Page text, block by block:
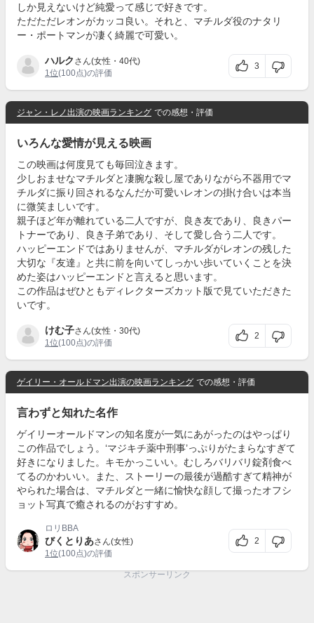
しか見えないけど純愛って感じで好きです。
ただただレオンがカッコ良い。それと、マチルダ役のナタリ
ー・ポートマンが凄く綺麗で可愛い。
ハルク さん(女性・40代)
1位(100点)の評価
3
ジャン・レノ出演の映画ランキング での感想・評価
いろんな愛情が見える映画
この映画は何度見ても毎回泣きます。
少しおませなマチルダと凄腕な殺し屋でありながら不器用でマ
チルダに振り回されるなんだか可愛いレオンの掛け合いは本当
に微笑ましいです。
親子ほど年が離れている二人ですが、良き友であり、良きパー
トナーであり、良き子弟であり、そして愛し合う二人です。
ハッピーエンドではありませんが、マチルダがレオンの残した
大切な『友達』と共に前を向いてしっかい歩いていくことを決
めた姿はハッピーエンドと言えると思います。
この作品はぜひともディレクターズカット版で見ていただきた
いです。
けむ子さん(女性・30代)
1位(100点)の評価
2
ゲイリー・オールドマン出演の映画ランキング での感想・評価
言わずと知れた名作
ゲイリーオールドマンの知名度が一気にあがったのはやっぱり
この作品でしょう。‘マジキチ薬中刑事’っぷりがたまらなすぎて
好きになりました。キモかっこいい。むしろバリバリ錠剤食べ
てるのかわいい。また、ストーリーの最後が過酷すぎて精神が
やられた場合は、マチルダと一緒に愉快な顔して撮ったオフシ
ョット写真で癒されるのがおすすめ。
ロリBBA
びくとりあさん(女性)
1位(100点)の評価
2
スポンサーリンク